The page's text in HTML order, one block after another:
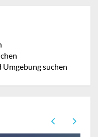
Umgebung suchen